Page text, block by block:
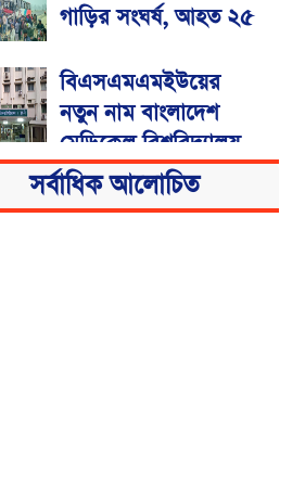
গাড়ির সংঘর্ষ, আহত ২৫
বিএসএমএমইউয়ের
নতুন নাম বাংলাদেশ
মেডিকেল বিশ্ববিদ্যালয়
সর্বাধিক আলোচিত